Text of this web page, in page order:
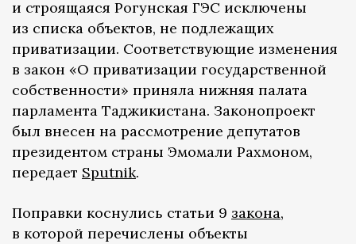
и строящаяся Рогунская ГЭС исключены
из списка объектов, не подлежащих
приватизации. Соответствующие изменения
в закон «О приватизации государственной
собственности» приняла нижняя палата
парламента Таджикистана. Законопроект
был внесен на рассмотрение депутатов
президентом страны Эмомали Рахмоном,
передает Sputnik.
Поправки коснулись статьи 9 закона,
в которой перечислены объекты